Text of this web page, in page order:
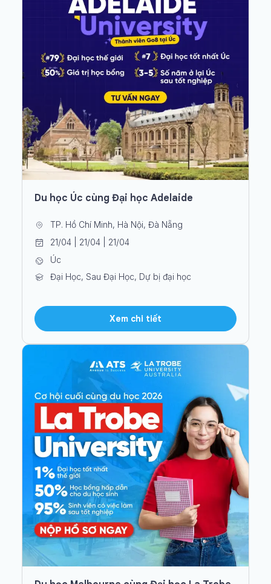
Du học Úc cùng Đại học Adelaide
TP. Hồ Chí Minh, Hà Nội, Đà Nẵng
21/04 | 21/04 | 21/04
Úc
Đại Học, Sau Đại Học, Dự bị đại học
Xem chi tiết